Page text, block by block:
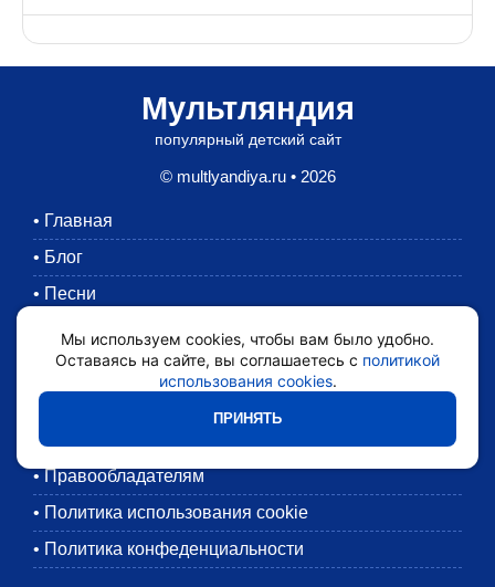
Мультляндия
популярный детский сайт
© multlyandiya.ru • 2026
• Главная
• Блог
• Песни
Раскраски
Картинки
•
•
• Правообладателям
• Политика использования cookie
• Политика конфеденциальности
Мы используем cookies, чтобы вам было удобно.
Оставаясь на сайте, вы соглашаетесь с политикой
использования cookies.
ПРИНЯТЬ